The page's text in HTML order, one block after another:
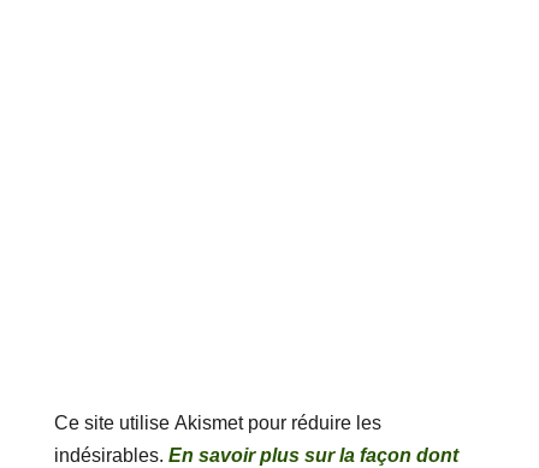
Ce site utilise Akismet pour réduire les
indésirables. En savoir plus sur la façon dont